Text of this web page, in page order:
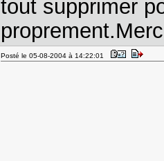
tout supprimer
Posté le 05-08-2004 à 14:22:01